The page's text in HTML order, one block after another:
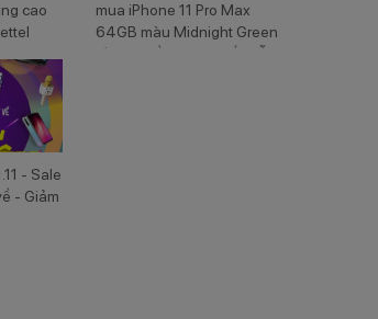
cao
mua iPhone 11 Pro Max
64GB màu Midnight Green
cùng nhiều ưu đãi hấp dẫn
- Sale
- Giảm